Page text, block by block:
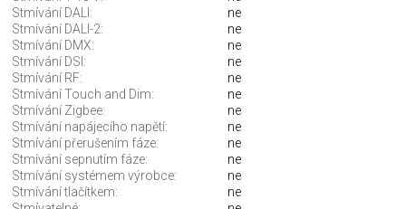
Stmívání DALI:
ne
Stmívání DALI-2:
ne
Stmívání DMX:
ne
Stmívání DSI:
ne
Stmívání RF:
ne
Stmívání Touch and Dim:
ne
Stmívání Zigbee:
ne
Stmívání napájecího napětí:
ne
Stmívání přerušením fáze:
ne
Stmívání sepnutím fáze:
ne
Stmívání systémem výrobce:
ne
Stmívání tlačítkem:
ne